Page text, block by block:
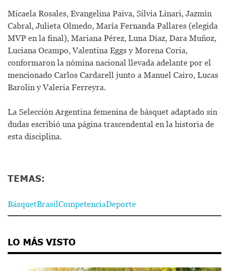
Micaela Rosales, Evangelina Paiva, Silvia Linari, Jazmín
Cabral, Julieta Olmedo, María Fernanda Pallares (elegida
MVP en la final), Mariana Pérez, Luna Díaz, Dara Muñoz,
Luciana Ocampo, Valentina Eggs y Morena Coria,
conformaron la nómina nacional llevada adelante por el
mencionado Carlos Cardarell junto a Manuel Cairo, Lucas
Barolin y Valeria Ferreyra.
La Selección Argentina femenina de básquet adaptado sin
dudas escribió una página trascendental en la historia de
esta disciplina.
TEMAS:
BásquetBrasilCompetenciaDeporte
LO MÁS VISTO